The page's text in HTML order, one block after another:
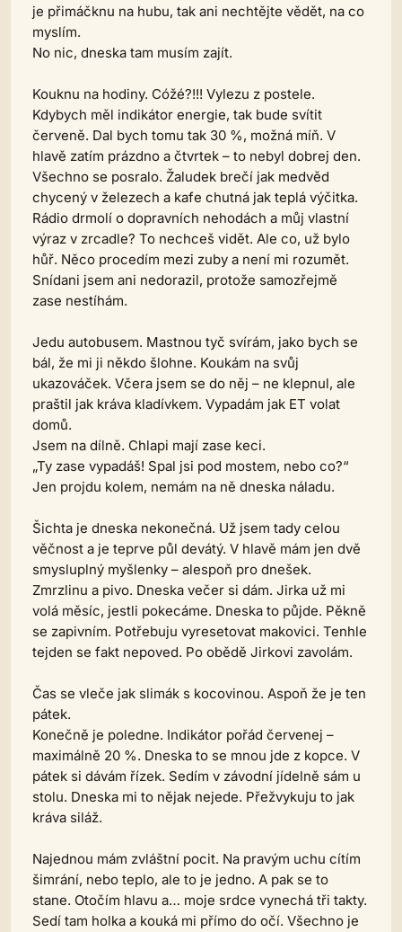
je přimáčknu na hubu, tak ani nechtějte vědět, na co
myslím.
No nic, dneska tam musím zajít.
Kouknu na hodiny. Cóžé?!!! Vylezu z postele.
Kdybych měl indikátor energie, tak bude svítit
červeně. Dal bych tomu tak 30 %, možná míň. V
hlavě zatím prázdno a čtvrtek – to nebyl dobrej den.
Všechno se posralo. Žaludek brečí jak medvěd
chycený v železech a kafe chutná jak teplá výčitka.
Rádio drmolí o dopravních nehodách a můj vlastní
výraz v zrcadle? To nechceš vidět. Ale co, už bylo
hůř. Něco procedím mezi zuby a není mi rozumět.
Snídani jsem ani nedorazil, protože samozřejmě
zase nestíhám.
Jedu autobusem. Mastnou tyč svírám, jako bych se
bál, že mi ji někdo šlohne. Koukám na svůj
ukazováček. Včera jsem se do něj – ne klepnul, ale
praštil jak kráva kladívkem. Vypadám jak ET volat
domů.
Jsem na dílně. Chlapi mají zase keci.
„Ty zase vypadáš! Spal jsi pod mostem, nebo co?“
Jen projdu kolem, nemám na ně dneska náladu.
Šichta je dneska nekonečná. Už jsem tady celou
věčnost a je teprve půl devátý. V hlavě mám jen dvě
smysluplný myšlenky – alespoň pro dnešek.
Zmrzlinu a pivo. Dneska večer si dám. Jirka už mi
volá měsíc, jestli pokecáme. Dneska to půjde. Pěkně
se zapivním. Potřebuju vyresetovat makovici. Tenhle
tejden se fakt nepoved. Po obědě Jirkovi zavolám.
Čas se vleče jak slimák s kocovinou. Aspoň že je ten
pátek.
Konečně je poledne. Indikátor pořád červenej –
maximálně 20 %. Dneska to se mnou jde z kopce. V
pátek si dávám řízek. Sedím v závodní jídelně sám u
stolu. Dneska mi to nějak nejede. Přežvykuju to jak
kráva siláž.
Najednou mám zvláštní pocit. Na pravým uchu cítím
šimrání, nebo teplo, ale to je jedno. A pak se to
stane. Otočím hlavu a… moje srdce vynechá tři takty.
Sedí tam holka a kouká mi přímo do očí. Všechno je